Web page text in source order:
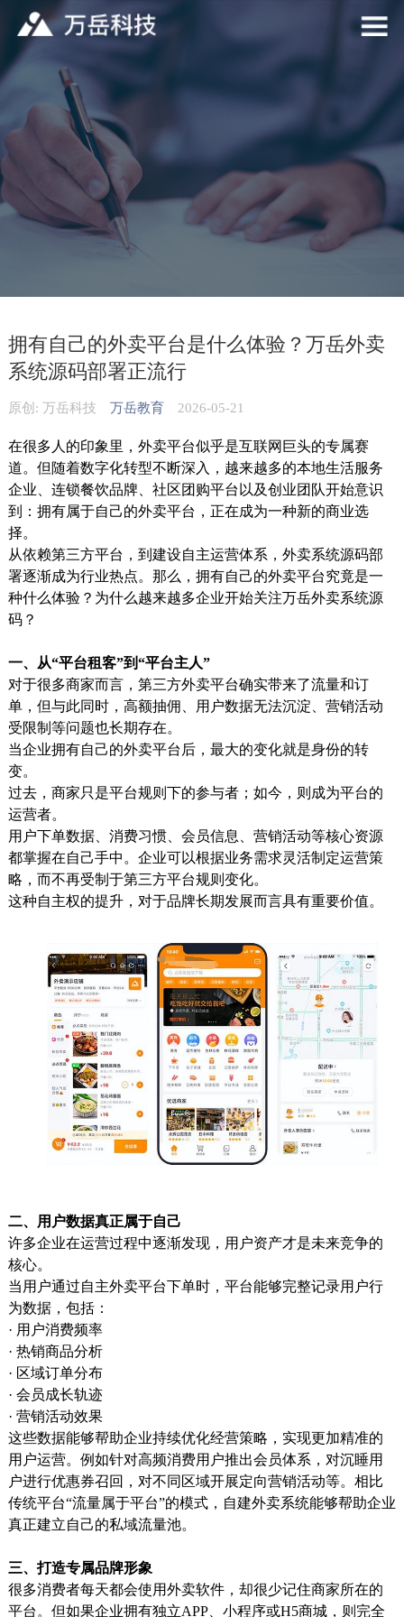
拥有自己的外卖平台是什么体验？万岳外卖
系统源码部署正流行
原创: 万岳科技 万岳教育2026-05-21
在很多人的印象里，外卖平台似乎是互联网巨头的专属赛
道。但随着数字化转型不断深入，越来越多的本地生活服务
企业、连锁餐饮品牌、社区团购平台以及创业团队开始意识
到：拥有属于自己的外卖平台，正在成为一种新的商业选
择。
从依赖第三方平台，到建设自主运营体系，外卖系统源码部
署逐渐成为行业热点。那么，拥有自己的外卖平台究竟是一
种什么体验？为什么越来越多企业开始关注万岳外卖系统源
码？
一、从“平台租客”到“平台主人”
对于很多商家而言，第三方外卖平台确实带来了流量和订
单，但与此同时，高额抽佣、用户数据无法沉淀、营销活动
受限制等问题也长期存在。
当企业拥有自己的外卖平台后，最大的变化就是身份的转
变。
过去，商家只是平台规则下的参与者；如今，则成为平台的
运营者。
用户下单数据、消费习惯、会员信息、营销活动等核心资源
都掌握在自己手中。企业可以根据业务需求灵活制定运营策
略，而不再受制于第三方平台规则变化。
这种自主权的提升，对于品牌长期发展而言具有重要价值。
二、用户数据真正属于自己
许多企业在运营过程中逐渐发现，用户资产才是未来竞争的
核心。
当用户通过自主外卖平台下单时，平台能够完整记录用户行
为数据，包括：
· 用户消费频率
· 热销商品分析
· 区域订单分布
· 会员成长轨迹
· 营销活动效果
这些数据能够帮助企业持续优化经营策略，实现更加精准的
用户运营。例如针对高频消费用户推出会员体系，对沉睡用
户进行优惠券召回，对不同区域开展定向营销活动等。相比
传统平台“流量属于平台”的模式，自建外卖系统能够帮助企业
真正建立自己的私域流量池。
三、打造专属品牌形象
很多消费者每天都会使用外卖软件，却很少记住商家所在的
平台。但如果企业拥有独立APP、小程序或H5商城，则完全